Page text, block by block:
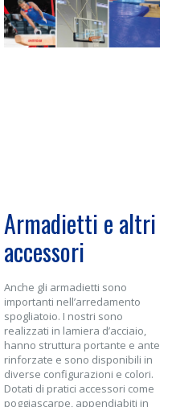
Armadietti e altri
accessori
Anche gli armadietti sono
importanti nell’arredamento
spogliatoio. I nostri sono
realizzati in lamiera d’acciaio,
hanno struttura portante e ante
rinforzate e sono disponibili in
diverse configurazioni e colori.
Dotati di pratici accessori come
poggiascarpe, appendiabiti in